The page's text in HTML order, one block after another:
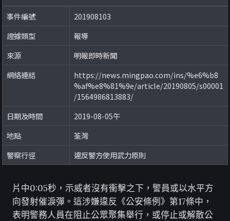
事件編號
201908103
證據類型
報導
來源
明報即時新聞
網絡連結
https://news.mingpao.com/ins/%e6%b8
%af%e8%81%9e/article/20190805/s00001
/1564986813883/
日期及時間
2019-08-05午
地點
荃灣
警察行徑
違反警方使用武力原則
片中0:05秒，示威者沒有衝擊之下，警員或以水平方
向發射催淚彈。這涉嫌違反《公安條例》第17條中，
表明警務人員在阻止公眾聚集舉行，或停止或解散公